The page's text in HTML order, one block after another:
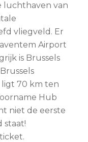
luchthaven van
vliegveld. Er
Airport
is Brussels
ligt 70 km ten
Hub
niet de eerste
staat!